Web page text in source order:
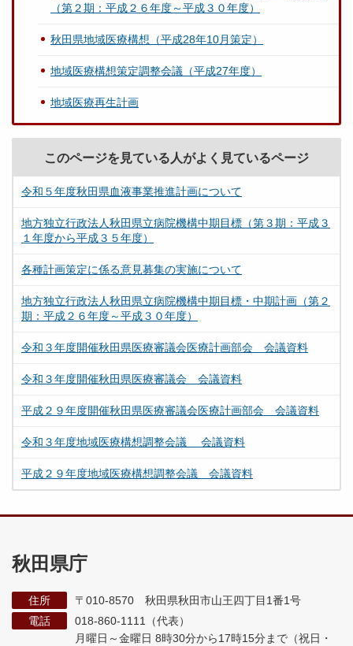
（第２期：平成２６年度～平成３０年度）
秋田県地域医療構想（平成28年10月策定）
地域医療構想策定調整会議（平成27年度）
地域医療再生計画
このページを見ている人がよく見ているページ
令和５年度秋田県血液事業推進計画について
地方独立行政法人秋田県立病院機構中期目標（第３期：平成３
１年度から平成３５年度）
各種計画策定に係る意見募集の実施について
地方独立行政法人秋田県立病院機構中期目標・中期計画（第２
期：平成２６年度～平成３０年度）
令和３年度開催秋田県医療審議会医療計画部会 会議資料
令和３年度開催秋田県医療審議会 会議資料
平成２９年度開催秋田県医療審議会医療計画部会 会議資料
令和３年度地域医療構想調整会議 会議資料
平成２９年度地域医療構想調整会議 会議資料
秋田県庁
住所
〒010-8570 秋田県秋田市山王四丁目1番1号
電話
018-860-1111（代表）
月曜日～金曜日 8時30分から17時15分まで （祝日・